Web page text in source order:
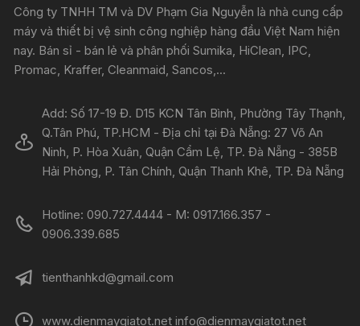
Công ty TNHH TM và DV Phạm Gia Nguyễn là nhà cung cấp
máy và thiết bị vệ sinh công nghiệp hàng đầu Việt Nam hiện
nay. Bán sỉ - bán lẻ và phân phối Sumika, HiClean, IPC,
Promac, Kraffer, Cleanmaid, Sancos,...
Add: Số 17-19 Đ. D15 KCN Tân Bình, Phường Tây Thạnh,
Q.Tân Phú, TP.HCM - Địa chỉ tại Đà Nẵng: 27 Võ An
Ninh, P. Hòa Xuân, Quận Cẩm Lệ, TP. Đà Nẵng - 385B
Hải Phòng, P. Tân Chính, Quận Thanh Khê, TP. Đà Nẵng
Hotline: 090.727.4444 - M: 0917.166.357 -
0906.339.685
tienthanhkd@gmail.com
www.dienmaygiatot.net info@dienmaygiatot.net